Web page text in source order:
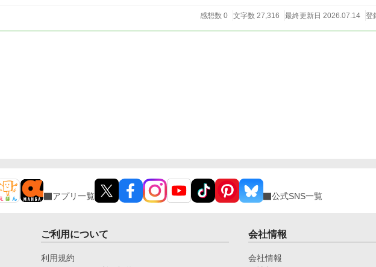
感想数 0 文字数 27,316 最終更新日 2026.07.14 登
アプリ一覧 公式SNS一覧
ご利用について
利用規約
会社情報
会社情報